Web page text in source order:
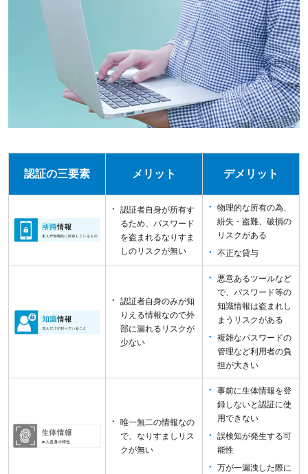
認証の三要素 メリット デメリット
認証者自身が所有す
るため、パスワード
を盗まれるなりすま
しのリスクが無い
物理的な所有の為、
紛失・盗難、破損の
リスクがある
不正な貸与
認証者自身のみが知
りえる情報なので外
部に漏れるリスクが
少ない
悪意あるツールなど
で、パスワード等の
知識情報は盗まれし
まうリスクがある
複雑なパスワードの
管理など利用者の負
担が大きい
唯一無二の情報なの
で、 なりすましリス
クが無い
事前に生体情報を登
録しないと認証に使
用できない
誤検知が発生する可
能性
万が一漏洩した際に